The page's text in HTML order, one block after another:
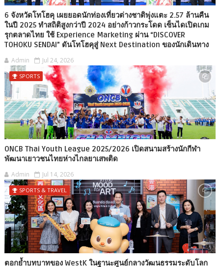
6 จังหวัดโทโฮคุ เผยยอดนักท่องเที่ยวต่างชาติพุ่งแตะ 2.57 ล้านคืน
ในปี 2025 ทำสถิติสูงกว่าปี 2024 อย่างก้าวกระโดด เซ็นไดเปิดเกม
รุกตลาดไทย ใช้ Experience Marketing ผ่าน “DISCOVER
TOHOKU SENDAI” ดันโทโฮคุสู่ Next Destination ของนักเดินทาง
Admin Jul 24, 2026
SPORTS
ONCB Thai Youth League 2025/2026 เปิดสนามสร้างนักกีฬา
พัฒนาเยาวชนไทยห่างไกลยาเสพติด
Admin Jul 14, 2026
SPORTS & TRAVEL
ตอกย้ำบทบาทของ WestK ในฐานะศูนย์กลางวัฒนธรรมระดับโลก